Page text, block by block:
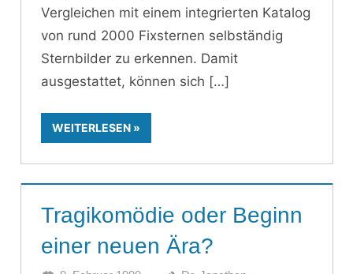
Vergleichen mit einem integrierten Katalog
von rund 2000 Fixsternen selbständig
Sternbilder zu erkennen. Damit
ausgestattet, können sich
WEITERLESEN
Tragikomödie oder Beginn
einer neuen Ära?